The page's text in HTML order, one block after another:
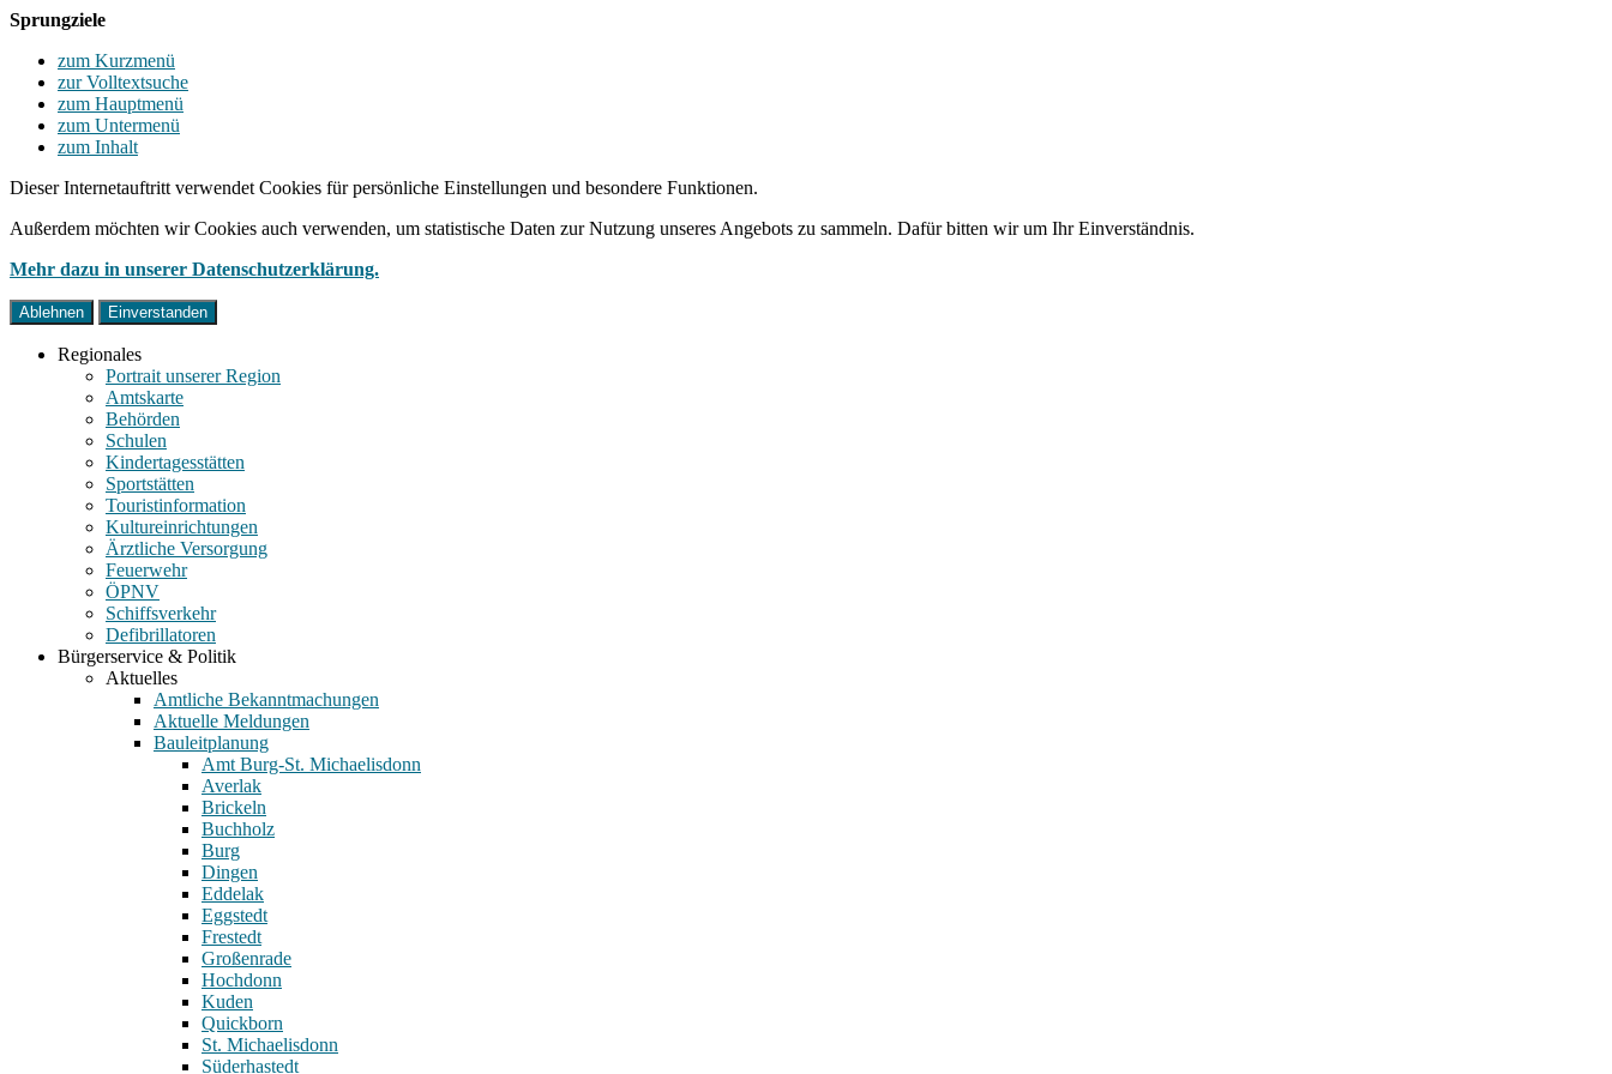
Sprungziele
zum Kurzmenü
zur Volltextsuche
zum Hauptmenü
zum Untermenü
zum Inhalt
Dieser Internetauftritt verwendet Cookies für persönliche Einstellungen und besondere Funktionen.
Außerdem möchten wir Cookies auch verwenden, um statistische Daten zur Nutzung unseres Angebots zu sammeln. Dafür bitten wir um Ihr Einverständnis.
Mehr dazu in unserer Datenschutzerklärung.
Ablehnen Einverstanden
Regionales
Portrait unserer Region
Amtskarte
Behörden
Schulen
Kindertagesstätten
Sportstätten
Touristinformation
Kultureinrichtungen
Ärztliche Versorgung
Feuerwehr
ÖPNV
Schiffsverkehr
Defibrillatoren
Bürgerservice & Politik
Aktuelles
Amtliche Bekanntmachungen
Aktuelle Meldungen
Bauleitplanung
Amt Burg-St. Michaelisdonn
Averlak
Brickeln
Buchholz
Burg
Dingen
Eddelak
Eggstedt
Frestedt
Großenrade
Hochdonn
Kuden
Quickborn
St. Michaelisdonn
Süderhastedt